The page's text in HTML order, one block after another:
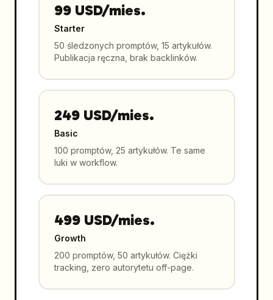
99 USD/mies.
Starter
50 śledzonych promptów, 15 artykułów.
Publikacja ręczna, brak backlinków.
249 USD/mies.
Basic
100 promptów, 25 artykułów. Te same
luki w workflow.
499 USD/mies.
Growth
200 promptów, 50 artykułów. Ciężki
tracking, zero autorytetu off-page.